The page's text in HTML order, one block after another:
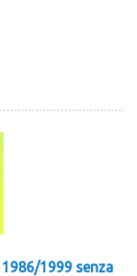
1999 senza